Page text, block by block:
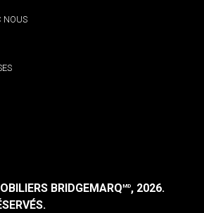
NOUS
BRIDGEMARQMD, 2026.